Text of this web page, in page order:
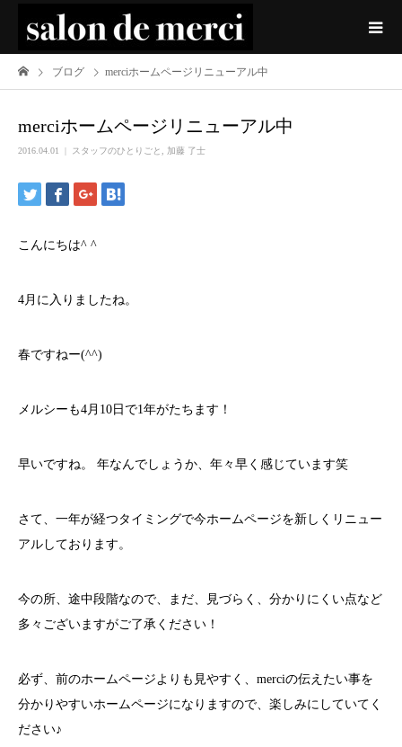
ブログ merciホームページリニューアル中
merciホームページリニューアル中
2016.04.01 スタッフのひとりごと 加藤 了士
こんにちは^ ^
4月に入りましたね。
春ですねー(^^)
メルシーも4月10日で1年がたちます！
早いですね。 年なんでしょうか、年々早く感じています笑
さて、一年が経つタイミングで今ホームページを新しくリニュー
アルしております。
今の所、途中段階なので、まだ、見づらく、分かりにくい点など
多々ございますがご了承ください！
必ず、前のホームページよりも見やすく、merciの伝えたい事を
分かりやすいホームページになりますので、楽しみにしていてく
ださい♪